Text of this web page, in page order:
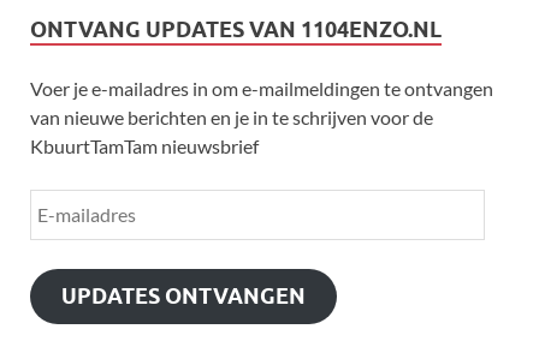
ONTVANG UPDATES VAN 1104ENZO.NL
Voer je e-mailadres in om e-mailmeldingen te ontvangen
van nieuwe berichten en je in te schrijven voor de
KbuurtTamTam nieuwsbrief
UPDATES ONTVANGEN